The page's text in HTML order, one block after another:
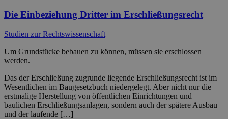
Die Einbeziehung Dritter im Erschließungsrecht
Studien zur Rechtswissenschaft
Um Grundstücke bebauen zu können, müssen sie erschlossen
werden.
Das der Erschließung zugrunde liegende Erschließungsrecht ist im
Wesentlichen im Baugesetzbuch niedergelegt. Aber nicht nur die
erstmalige Herstellung von öffentlichen Einrichtungen und
baulichen Erschließungsanlagen, sondern auch der spätere Ausbau
und der laufende […]